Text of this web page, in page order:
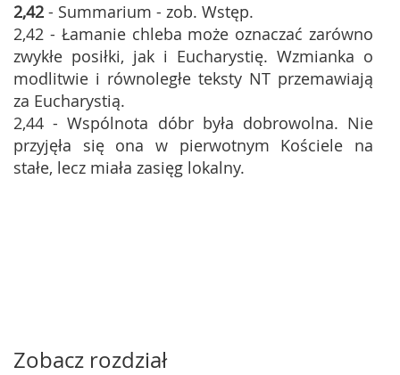
2,42 - Summarium - zob. Wstęp.
2,42 - Łamanie chleba może oznaczać zarówno
zwykłe posiłki, jak i Eucharystię. Wzmianka o
modlitwie i równoległe teksty NT przemawiają
za Eucharystią.
2,44 - Wspólnota dóbr była dobrowolna. Nie
przyjęła się ona w pierwotnym Kościele na
stałe, lecz miała zasięg lokalny.
Zobacz rozdział